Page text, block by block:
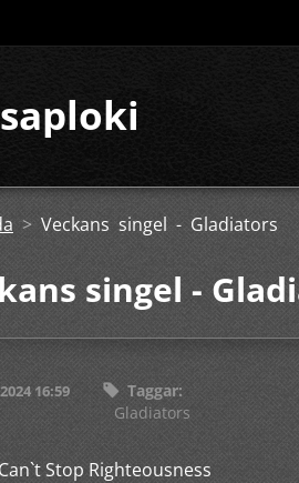
> Veckans singel - Gladiators
singel -
16:59 Taggar:
Gladiators
Stop Righteousness